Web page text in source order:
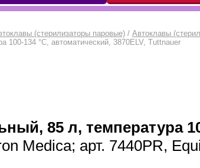
(стерилизаторы паровые) / Автоклавы
100-134 °С, автоматический, 3870ELV, Tuttnauer
85 л, температура
Medica; арт. 7440PR,